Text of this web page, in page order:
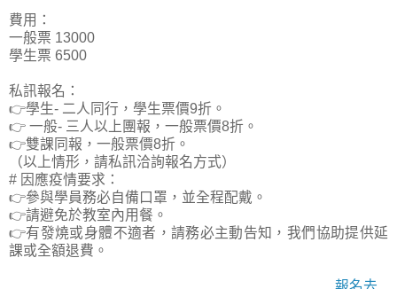
費用：
一般票 13000
學生票 6500
私訊報名：
👉學生- 二人同行，學生票價9折。
👉 一般- 三人以上團報，一般票價8折。
👉雙課同報，一般票價8折。
（以上情形，請私訊洽詢報名方式）
# 因應疫情要求：
👉參與學員務必自備口罩，並全程配戴。
👉請避免於教室內用餐。
👉有發燒或身體不適者，請務必主動告知，我們協助提供延
課或全額退費。
報名去...